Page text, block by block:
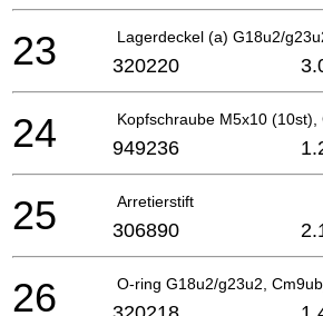
Lagerdeckel (a) G18u2/
23 320220
Kopfschraube M5x10 (10st),
24 949236
Arretierstift
25 306890
O-ring G18u2/g23u2,
26